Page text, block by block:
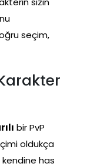
seçim,
bir PvP
oldukça
kendine has